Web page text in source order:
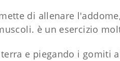
di allenare
è un esercizio
e piegando i